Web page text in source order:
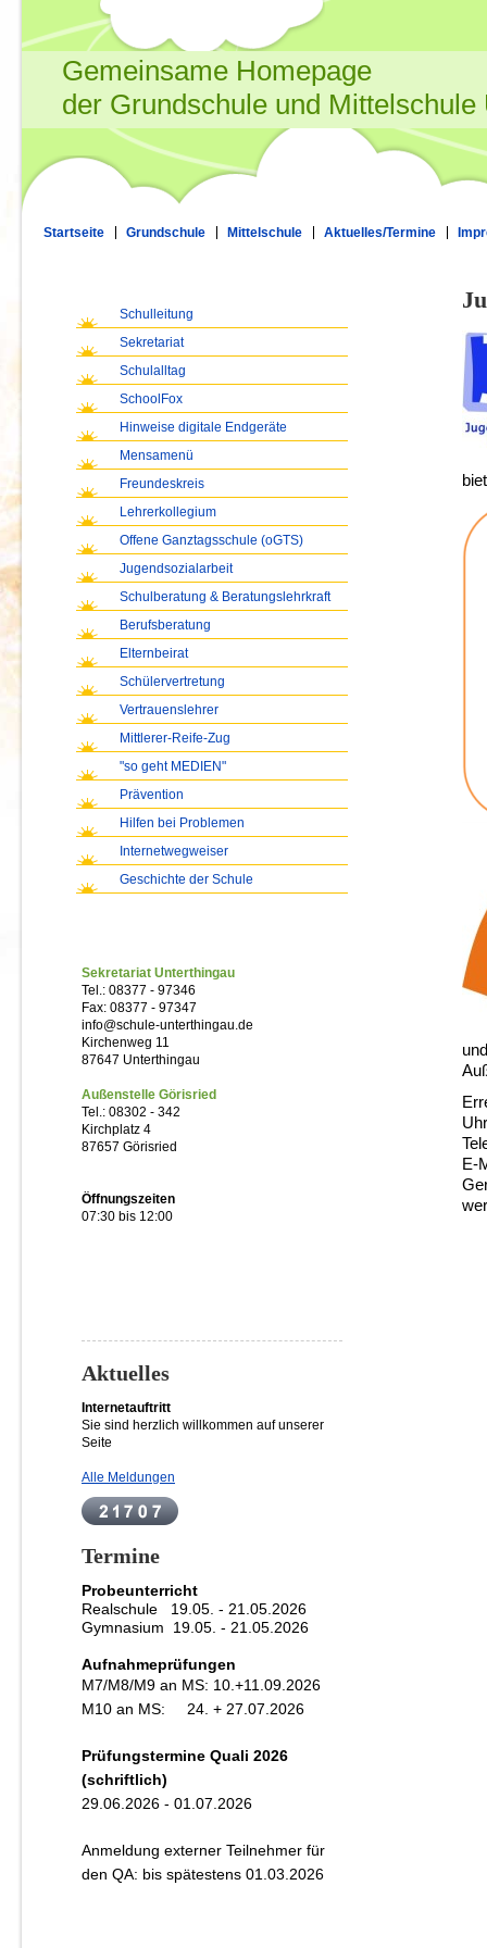
Gemeinsame Homepage
der Grundschule und Mittelschule
Startseite Grundschule Mittelschule Aktuelles/Termine
E-
Schulleitung
Sekretariat
Schulalltag
SchoolFox
Hinweise digitale Endgeräte
Mensamenü
Freundeskreis
Lehrerkollegium
Offene Ganztagsschule (oGTS)
Jugendsozialarbeit
Schulberatung & Beratungslehrkraft
Berufsberatung
Elternbeirat
Schülervertretung
Vertrauenslehrer
Mittlerer-Reife-Zug
"so geht MEDIEN"
Prävention
Hilfen bei Problemen
Internetwegweiser
Geschichte der Schule
Sekretariat Unterthingau
Tel.: 08377 - 97346
Fax: 08377 - 97347
info@schule-unterthingau.de
Kirchenweg 11
87647 Unterthingau
Außenstelle Görisried
Tel.: 08302 - 342
Kirchplatz 4
87657 Görisried
Öffnungszeiten
07:30 bis 12:00
Aktuelles
Internetauftritt
Sie sind herzlich willkommen auf unserer
Seite
Alle Meldungen
Termine
Probeunterricht
Realschule 19.05. - 21.05.2026
Gymnasium 19 .05. - 21.05.2026
Aufnahmeprüfungen
M7/M8/M9 an MS: 10.+11.09.2026
M10 an MS: 24. + 27.07.2026
Prüfungstermine Quali 2026
(schriftlich)
29.06.2026 - 01.07.2026
Anmeldung externer Teilnehmer für
den QA: bis spätestens 01.03.2026